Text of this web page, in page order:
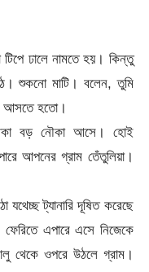
টিপে ঢালে নামতে হয়। কিন্তু
শুকনো মাটি। বলেন, তুমি
আসতে হতো।
বড় নৌকা আসে। হোই
আপনের গ্রাম তেঁতুলিয়া।
যথেচ্ছ ট্যানারি দূষিত করেছে
এপারে এসে নিজেকে
থেকে ওপরে উঠলে গ্রাম।